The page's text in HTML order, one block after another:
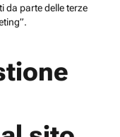
da parte delle terze